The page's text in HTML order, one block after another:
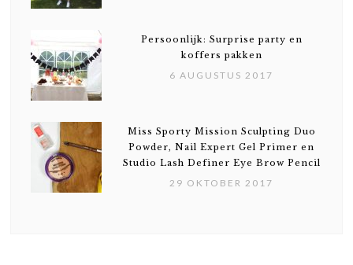
Persoonlijk: Surprise party en
koffers pakken
6 AUGUSTUS 2017
Miss Sporty Mission Sculpting Duo
Powder, Nail Expert Gel Primer en
Studio Lash Definer Eye Brow Pencil
29 OKTOBER 2017